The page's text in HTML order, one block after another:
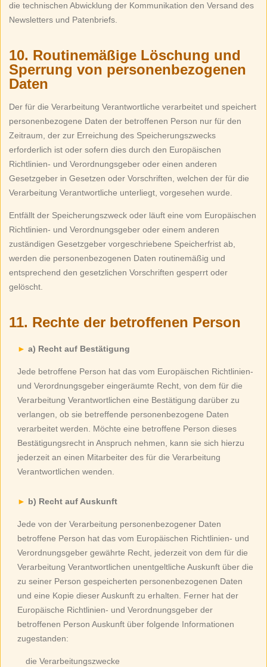
die technischen Abwicklung der Kommunikation den Versand des
Newsletters und Patenbriefs.
10. Routinemäßige Löschung und
Sperrung von personenbezogenen
Daten
Der für die Verarbeitung Verantwortliche verarbeitet und speichert
personenbezogene Daten der betroffenen Person nur für den
Zeitraum, der zur Erreichung des Speicherungszwecks
erforderlich ist oder sofern dies durch den Europäischen
Richtlinien- und Verordnungsgeber oder einen anderen
Gesetzgeber in Gesetzen oder Vorschriften, welchen der für die
Verarbeitung Verantwortliche unterliegt, vorgesehen wurde.
Entfällt der Speicherungszweck oder läuft eine vom Europäischen
Richtlinien- und Verordnungsgeber oder einem anderen
zuständigen Gesetzgeber vorgeschriebene Speicherfrist ab,
werden die personenbezogenen Daten routinemäßig und
entsprechend den gesetzlichen Vorschriften gesperrt oder
gelöscht.
11. Rechte der betroffenen Person
a) Recht auf Bestätigung
Jede betroffene Person hat das vom Europäischen Richtlinien-
und Verordnungsgeber eingeräumte Recht, von dem für die
Verarbeitung Verantwortlichen eine Bestätigung darüber zu
verlangen, ob sie betreffende personenbezogene Daten
verarbeitet werden. Möchte eine betroffene Person dieses
Bestätigungsrecht in Anspruch nehmen, kann sie sich hierzu
jederzeit an einen Mitarbeiter des für die Verarbeitung
Verantwortlichen wenden.
b) Recht auf Auskunft
Jede von der Verarbeitung personenbezogener Daten
betroffene Person hat das vom Europäischen Richtlinien- und
Verordnungsgeber gewährte Recht, jederzeit von dem für die
Verarbeitung Verantwortlichen unentgeltliche Auskunft über die
zu seiner Person gespeicherten personenbezogenen Daten
und eine Kopie dieser Auskunft zu erhalten. Ferner hat der
Europäische Richtlinien- und Verordnungsgeber der
betroffenen Person Auskunft über folgende Informationen
zugestanden:
die Verarbeitungszwecke